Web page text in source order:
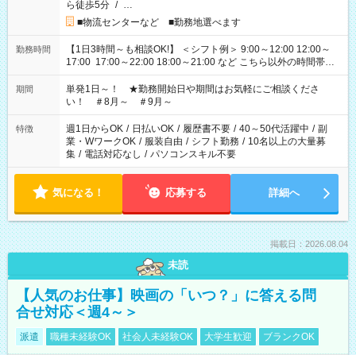
ら徒歩5分 / …
■物流センターなど ■勤務地選べます
勤務時間
【1日3時間～も相談OK!】 ＜シフト例＞ 9:00～12:00 12:00～
17:00 17:00～22:00 18:00～21:00 など こちら以外の時間帯も
お気軽にご相談ください！
期間
単発1日～！ ★勤務開始日や期間はお気軽にご相談くださ
い！ ＃8月～ ＃9月～
特徴 週1日からOK / 日払いOK / 履歴書不要 / 40～50代活躍中 / 副
業・WワークOK / 服装自由 / シフト勤務 / 10名以上の大量募
集 / 電話対応なし / パソコンスキル不要
気になる！ 応募する 詳細へ
掲載日：2026.08.04
未読
【人気のお仕事】映画の「いつ？」に答える問
合せ対応＜週4～＞
派遣 職種未経験OK 社会人未経験OK 大学生歓迎 ブランクOK